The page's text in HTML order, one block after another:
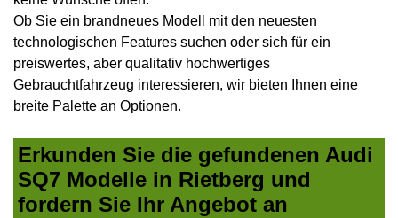
Ob Sie ein brandneues Modell mit den neuesten
technologischen Features suchen oder sich für ein
preiswertes, aber qualitativ hochwertiges
Gebrauchtfahrzeug interessieren, wir bieten Ihnen eine
breite Palette an Optionen.
Erkunden Sie die gefundenen Audi
SQ7 Modelle in Rietberg und
fordern Sie Ihr Angebot an